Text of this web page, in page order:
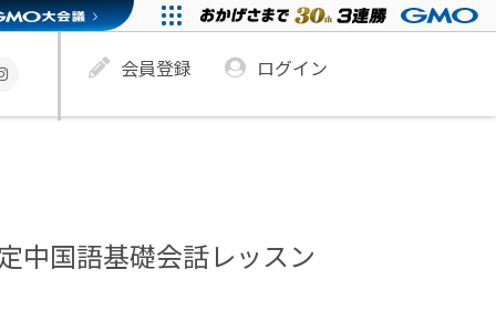
会員登録 ログイン
中国語基礎会話レッスン